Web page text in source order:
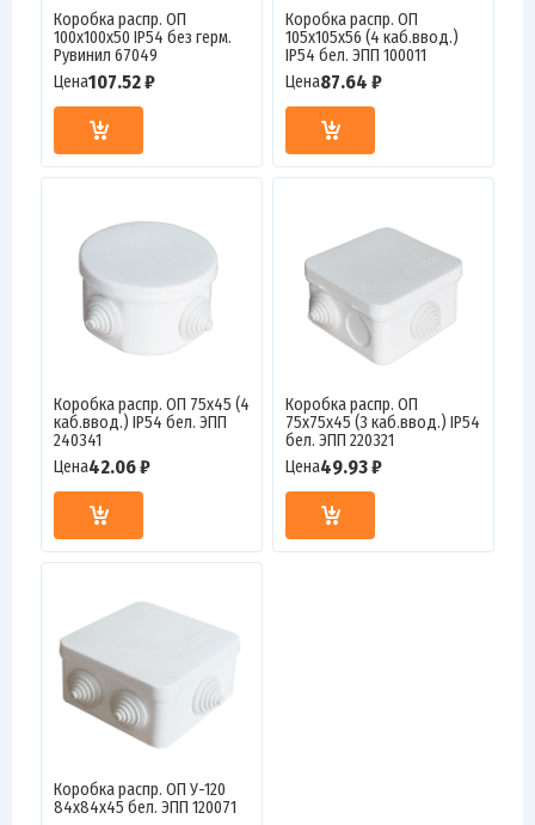
Коробка распр. ОП
100х100х50 IP54 без герм.
Рувинил 67049
Цена107.52 ₽
Коробка распр. ОП
105х105х56 (4 каб.ввод.)
IP54 бел. ЭПП 100011
Цена87.64 ₽
Коробка распр. ОП 75х45 (4
каб.ввод.) IP54 бел. ЭПП
240341
Цена42.06 ₽
Коробка распр. ОП
75х75х45 (3 каб.ввод.) IP54
бел. ЭПП 220321
Цена49.93 ₽
Коробка распр. ОП У-120
84х84х45 бел. ЭПП 120071